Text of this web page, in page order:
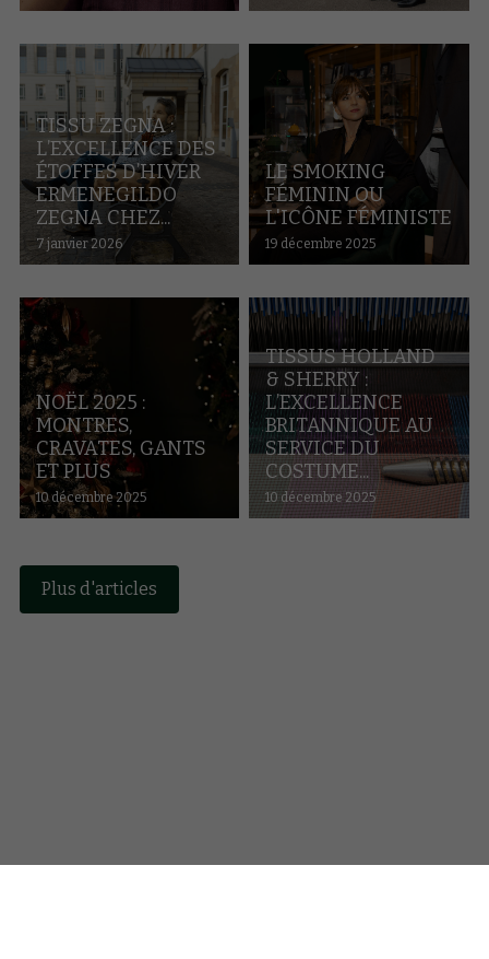
TISSU ZEGNA :
L’EXCELLENCE DES
ÉTOFFES D’HIVER
ERMENEGILDO
ZEGNA CHEZ...
7 janvier 2026
LE SMOKING
FÉMININ OU
L'ICÔNE FÉMINISTE
19 décembre 2025
NOËL 2025 :
MONTRES,
CRAVATES, GANTS
ET PLUS
10 décembre 2025
TISSUS HOLLAND
& SHERRY :
L’EXCELLENCE
BRITANNIQUE AU
SERVICE DU
COSTUME...
10 décembre 2025
Plus d'articles